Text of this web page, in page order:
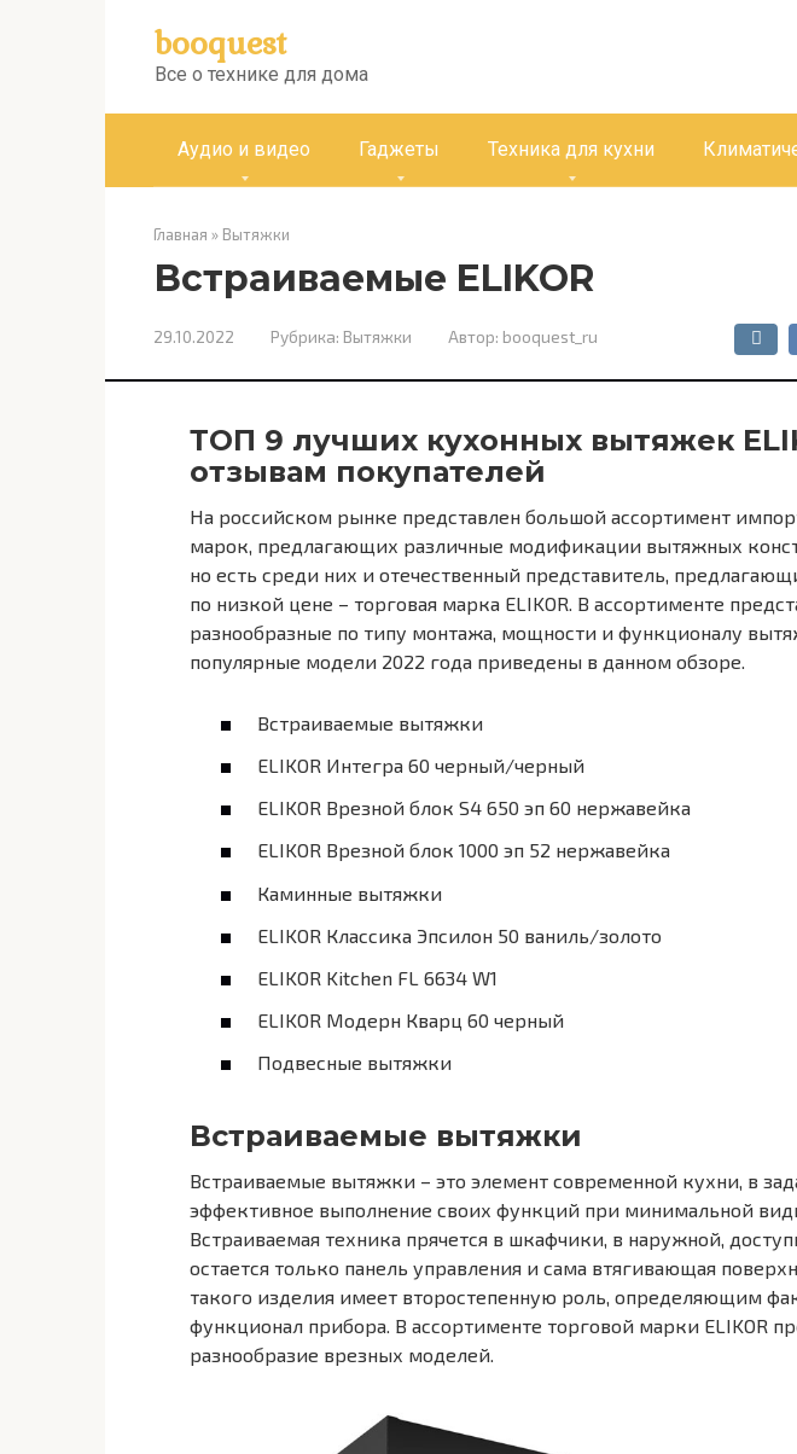
booquest
Все о технике для дома
Аудио и видео Гаджеты Техника для кухни
Главная » Вытяжки
Встраиваемые ELIKOR
29.10.2022 Рубрика: Вытяжки Автор: booquest_ru
ТОП 9 лучших кухонных вытяжек
отзывам покупателей
На российском рынке представлен большой ассортимент
марок, предлагающих различные модификации вытяжных
но есть среди них и отечественный представитель,
по низкой цене – торговая марка ELIKOR. В ассортименте
разнообразные по типу монтажа, мощности и функционалу
популярные модели 2022 года приведены в данном обзоре.
Встраиваемые вытяжки
ELIKOR Интегра 60 черный/черный
ELIKOR Врезной блок S4 650 эп 60 нержавейка
ELIKOR Врезной блок 1000 эп 52 нержавейка
Каминные вытяжки
ELIKOR Классика Эпсилон 50 ваниль/золото
ELIKOR Kitchen FL 6634 W1
ELIKOR Модерн Кварц 60 черный
Подвесные вытяжки
Встраиваемые вытяжки
Встраиваемые вытяжки – это элемент современной кухни, в
эффективное выполнение своих функций при минимальной
Встраиваемая техника прячется в шкафчики, в наружной,
остается только панель управления и сама втягивающая
такого изделия имеет второстепенную роль, определяющим
функционал прибора. В ассортименте торговой марки ELIKOR
разнообразие врезных моделей.